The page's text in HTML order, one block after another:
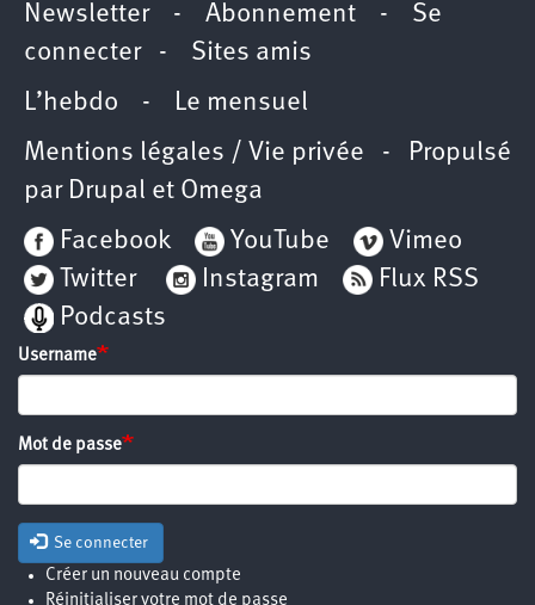
Newsletter- Abonnement - Se
connecter- Sites amis
L’hebdo - Le mensuel
Mentions légales / Vie privée - Propulsé
par Drupal et Omega
Facebook
YouTube
Vimeo
Twitter
Instagram
Flux RSS
Podcasts
Username
Mot de passe
Se connecter
Créer un nouveau compte
Réinitialiser votre mot de passe